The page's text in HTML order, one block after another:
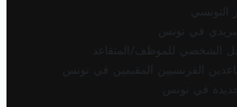
التونسي
في تونس
الشخصي للموظف/المتقاعد
الفرنسيين المقيمين في تونس
في تونس